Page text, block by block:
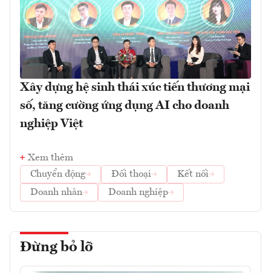
Xây dựng hệ sinh thái xúc tiến thương mại
số, tăng cường ứng dụng AI cho doanh
nghiệp Việt
Xem thêm
Chuyển động
Đối thoại
Kết nối
Doanh nhân
Doanh nghiệp
Đừng bỏ lỡ